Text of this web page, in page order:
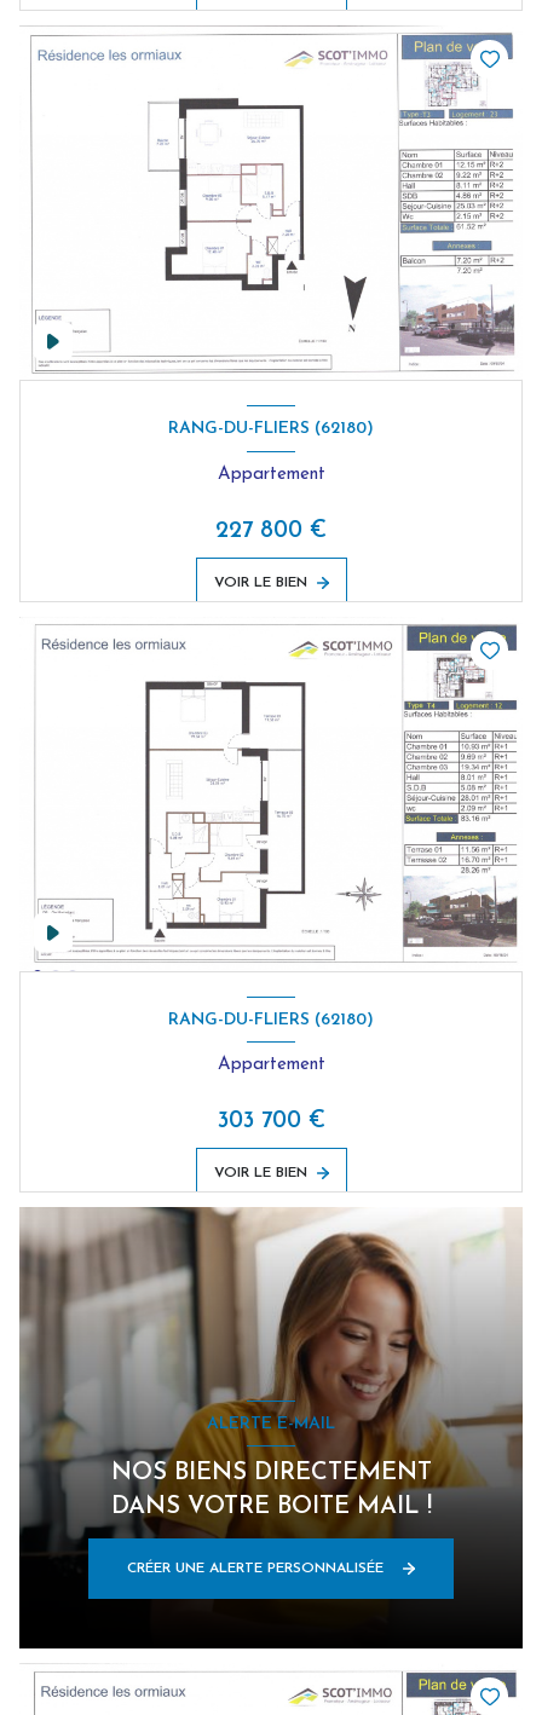
RANG-DU-FLIERS (62180)
Appartement
227 800 €
VOIR LE BIEN
RANG-DU-FLIERS (62180)
Appartement
303 700 €
VOIR LE BIEN
ALERTE E-MAIL
NOS BIENS DIRECTEMENT
DANS VOTRE BOITE MAIL !
CRÉER UNE ALERTE PERSONNALISÉE